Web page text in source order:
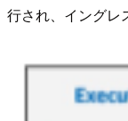
行され、イングレ